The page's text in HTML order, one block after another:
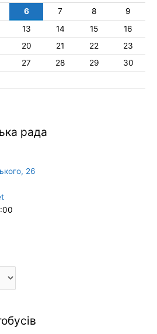
6 7 8
9
13 14 15
16
20 21 22
23
27 28 29
30
рада
26